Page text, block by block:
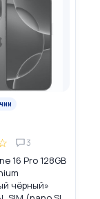
3
16 Pro 128GB
чёрный»